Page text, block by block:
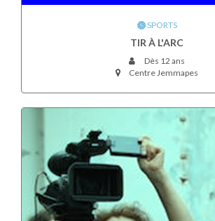
SPORTS
TIR À L'ARC
Dès 12 ans
Centre Jemmapes